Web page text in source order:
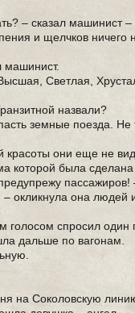
– сказал машинист
и щелчков
машинист.
Светлая,
назвали?
земные поезда. Не
они еще не
которой была сделана
пассажиров!
окликнула она людей
голосом спросил один
дальше по вагонам.
на Соколовскую